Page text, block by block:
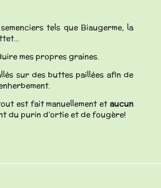
tels que Biaugerme, la
mes propres graines.
sur des buttes paillées afin de
est fait manuellement etaucun
du purin d’ortie et de fougère!